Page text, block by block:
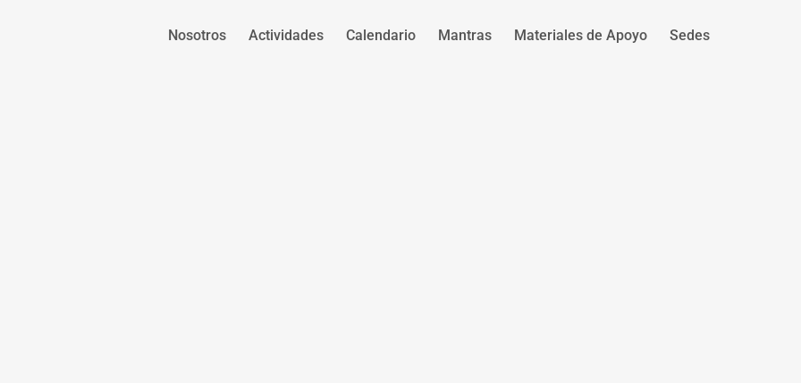
Nosotros Actividades Calendario Mantras Materiales de Apoyo Sedes